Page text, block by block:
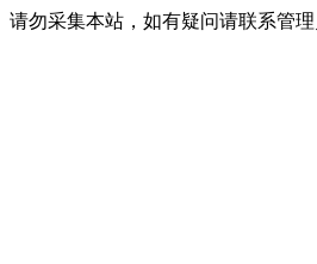
请勿采集本站，如有疑问请联系管理